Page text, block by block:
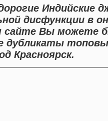
Индийские
дисфункции в
сайте Вы можете
дубликаты
Красноярск.